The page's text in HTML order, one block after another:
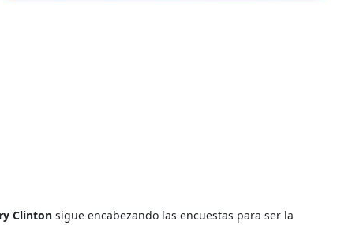
Clinton sigue encabezando las encuestas para ser la